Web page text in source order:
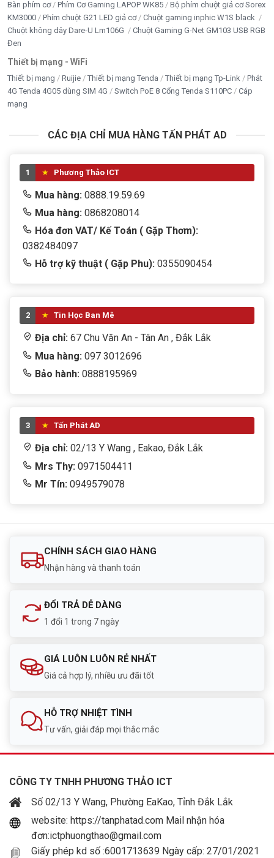
Bàn phím cơ Phím Cơ Gaming LAPOP WK85
Bộ phím chuột giả cơ Sorex
KM3000
Phím chuột G21 LED giả cơ
Chuột gaming inphic W1S black
Chuột không dây Dare-U Lm106G
Chuột Gaming G-Net GM103 USB RGB
Đen
Thiết bị mạng - WiFi
Thiết bị mạng Ruijie Thiết bị mạng Tenda Thiết bị mạng Tp-Link
Phát
4G Tenda 4G05 dùng SIM 4G
Switch PoE 8 Cổng Tenda S110PC
Cáp
mạng
CÁC ĐỊA CHỈ MUA HÀNG TẤN PHÁT AD
1 Phương Thảo ICT
Mua hàng: 0888.19.59.69
Mua hàng: 0868208014
Hóa đơn VAT/ Kế Toán ( Gặp Thơm):
0382484097
Hỗ trợ kỹ thuật ( Gặp Phu): 0355090454
2 Tin Học Ban Mê
Địa chỉ: 67 Chu Văn An - Tân An , Đắk Lắk
Mua hàng: 097 3012696
Bảo hành: 0888195969
3 Tấn Phát AD
Địa chỉ: 02/13 Y Wang , Eakao, Đắk Lắk
Mrs Thy: 0971504411
Mr Tín: 0949579078
CHÍNH SÁCH GIAO HÀNG
Nhận hàng và thanh toán
ĐỔI TRẢ DỄ DÀNG
1 đổi 1 trong 7 ngày
GIÁ LUÔN LUÔN RẺ NHẤT
Giá cả hợp lý, nhiều ưu đãi tốt
HỖ TRỢ NHIỆT TÌNH
Tư vấn, giải đáp mọi thắc mắc
CÔNG TY TNHH PHƯƠNG THẢO ICT
Số 02/13 Y Wang, Phường EaKao, Tỉnh Đắk Lắk
website: https://tanphatad.com Mail nhận hóa
đơn:ictphuongthao@gmail.com
Giấy phép kd số :6001713639 Ngày cấp: 27/01/2021